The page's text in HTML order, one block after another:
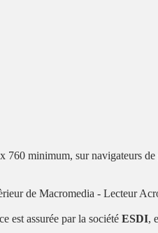
minimum, sur navigateurs
de Macromedia - Lecteur
est assurée par la société ESDI,